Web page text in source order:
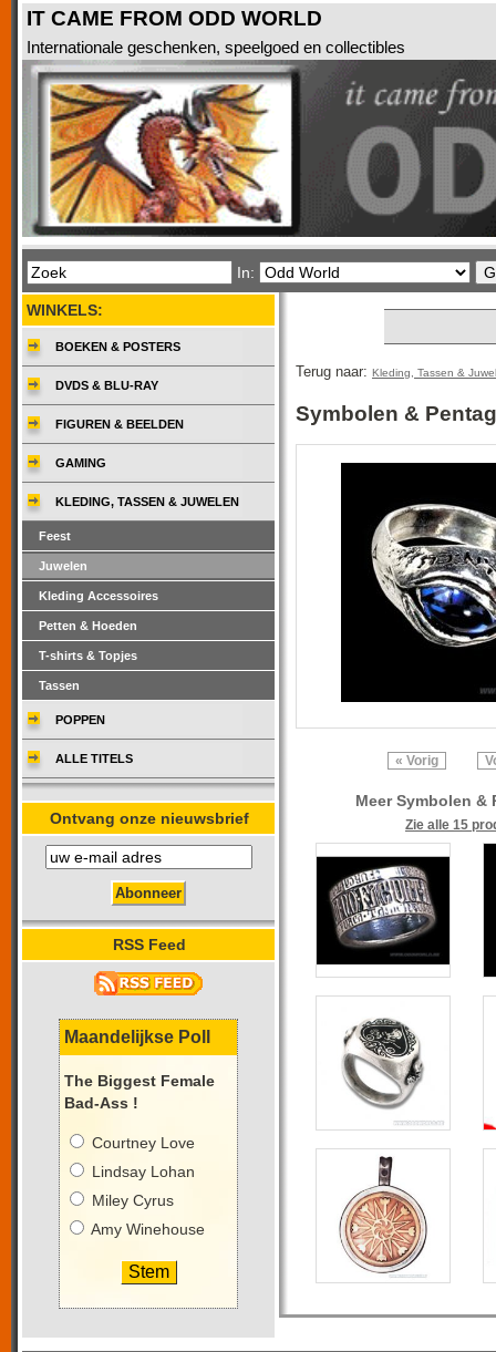
IT CAME FROM ODD WORLD
Internationale geschenken, speelgoed en collectibles
In:
Terug naar: Kleding, Tassen &
Symbolen &
« Vorig
Meer Symbolen &
Zie alle 15
WINKELS:
BOEKEN & POSTERS
DVDS & BLU-RAY
FIGUREN & BEELDEN
GAMING
KLEDING, TASSEN & JUWELEN
Feest
Juwelen
Kleding Accessoires
Petten & Hoeden
T-shirts & Topjes
Tassen
POPPEN
ALLE TITELS
Ontvang onze nieuwsbrief
RSS Feed
Maandelijkse Poll
The Biggest Female
Bad-Ass !
Courtney Love
Lindsay Lohan
Miley Cyrus
Amy Winehouse